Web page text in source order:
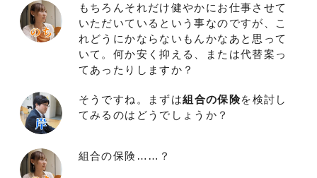
もちろんそれだけ健やかにお仕事させて
いただいているという事なのですが、こ
れどうにかならないもんかなあと思って
いて。何か安く抑える、または代替案っ
てあったりしますか？
そうですね。まずは組合の保険を検討し
てみるのはどうでしょうか？
組合の保険……？